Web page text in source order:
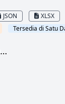
JSON XLSX
Tersedia di Satu
Sumber : Badan Pangan Nasional